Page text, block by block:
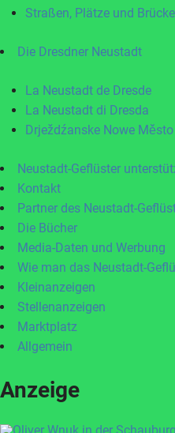
Straßen, Plätze und
Die Dresdner Neustadt
La Neustadt de Dresde
La Neustadt di Dresda
Drježdźanske Nowe Město
Neustadt-Geflüster
Kontakt
Partner des Neustadt-
Die Bücher
Media-Daten und Werbung
Wie man das Neustadt-
Kleinanzeigen
Stellenanzeigen
Marktplatz
Allgemein
Anzeige